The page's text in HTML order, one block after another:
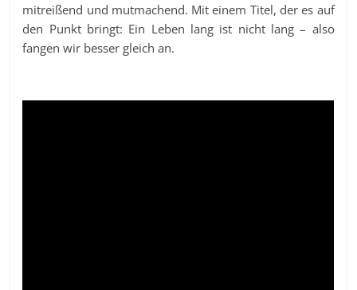
mitreißend und mutmachend. Mit einem Titel, der es auf
den Punkt bringt: Ein Leben lang ist nicht lang – also
fangen wir besser gleich an.